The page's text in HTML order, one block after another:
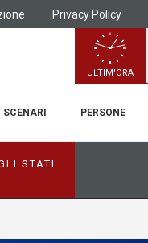
Privacy Policy
ULTIM'ORA
SCENARI PERSONE
STATI